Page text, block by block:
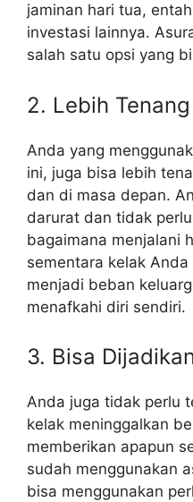
jaminan hari tua,
investasi lainnya.
salah satu opsi yang
2. Lebih
Anda yang
ini, juga bisa lebih
dan di masa depan.
darurat dan tidak
bagaimana menjalani
sementara kelak
menjadi beban
menafkahi diri sendiri.
3. Bisa
Anda juga tidak perlu
kelak meninggalkan
memberikan apapun
sudah menggunakan
bisa menggunakan